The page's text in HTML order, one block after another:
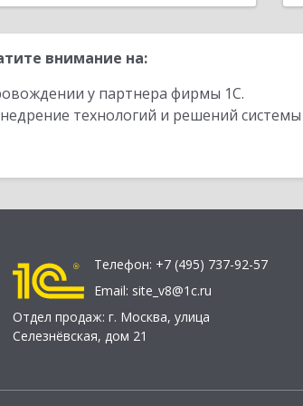
внимание на:
у партнера фирмы 1С.
технологий и решений
Телефон: +7 (495) 737-92-57
Email: site_v8@1c.ru
Отдел продаж: г. Москва, улица
Селезнёвская, дом 21